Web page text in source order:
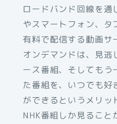
ロードバンド回線を通
やスマートフォン、タ
有料で配信する動画サ
オンデマンドは、見逃
ース番組、そしてもう
た番組を、いつでも好
ができるというメリッ
NHK番組しか見ること